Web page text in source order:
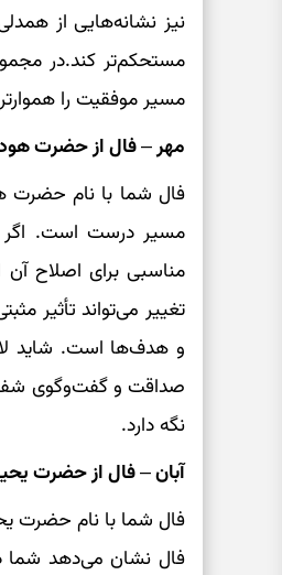
نیز نشانه‌هایی از
مستحکم‌تر کند.در
مسیر موفقیت را
مهر – فال از حضرت
فال شما با نام حضرت
مسیر درست است. اگر
مناسبی برای اصلاح
تغییر می‌تواند تأثیر
و هدف‌ها است. شاید
صداقت و گفت‌وگوی شفاف
نگه دارد.
آبان – فال از حضرت
فال شما با نام حضرت
فال نشان می‌دهد شما